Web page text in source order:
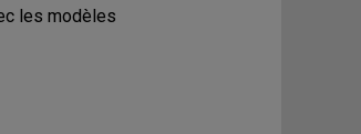
les modèles